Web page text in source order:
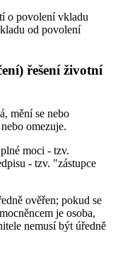
o povolení vkladu
od povolení
řešení životní
mění se nebo
omezuje.
moci - tzv.
- tzv. "zástupce
ověřen; pokud se
je osoba,
nemusí být úředně